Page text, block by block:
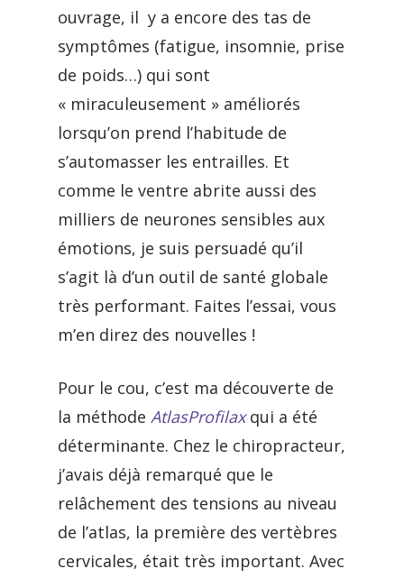
ouvrage, il y a encore des tas de
symptômes (fatigue, insomnie, prise
de poids…) qui sont
« miraculeusement » améliorés
lorsqu’on prend l’habitude de
s’automasser les entrailles. Et
comme le ventre abrite aussi des
milliers de neurones sensibles aux
émotions, je suis persuadé qu’il
s’agit là d’un outil de santé globale
très performant. Faites l’essai, vous
m’en direz des nouvelles !
Pour le cou, c’est ma découverte de
la méthode AtlasProfilaxqui a été
déterminante. Chez le chiropracteur,
j’avais déjà remarqué que le
relâchement des tensions au niveau
de l’atlas, la première des vertèbres
cervicales, était très important. Avec